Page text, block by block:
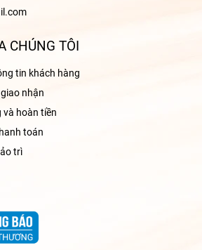
CHÚNG TÔI
tin khách hàng
nhận
và hoàn tiền
toán
trì